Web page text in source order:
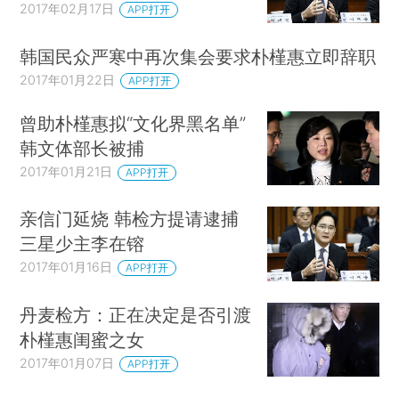
2017年02月17日 APP打开
韩国民众严寒中再次集会要求朴槿惠立即辞职
2017年01月22日 APP打开
曾助朴槿惠拟“文化界黑名单”
韩文体部长被捕
2017年01月21日 APP打开
亲信门延烧 韩检方提请逮捕
三星少主李在镕
2017年01月16日 APP打开
丹麦检方：正在决定是否引渡
朴槿惠闺蜜之女
2017年01月07日 APP打开